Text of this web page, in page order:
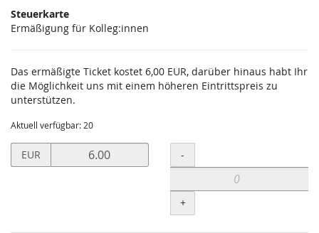
Steuerkarte
Ermäßigung für Kolleg:innen
Das ermäßigte Ticket kostet 6,00 EUR, darüber hinaus habt Ihr
die Möglichkeit uns mit einem höheren Eintrittspreis zu
unterstützen.
Aktuell verfügbar: 20
Preis
in
EUR Menge
-
+